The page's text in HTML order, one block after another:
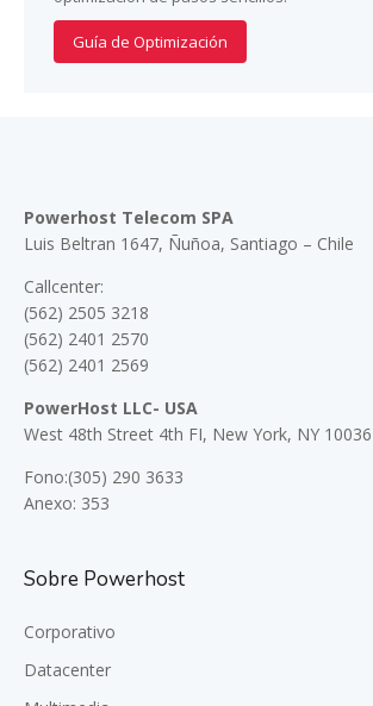
Guía de Optimización
Powerhost Telecom SPA
Luis Beltran 1647, Ñuñoa, Santiago – Chile
Callcenter:
(562) 2505 3218
(562) 2401 2570
(562) 2401 2569
PowerHost LLC- USA
West 48th Street 4th FI, New York, NY 10036
Fono:(305) 290 3633
Anexo: 353
Sobre Powerhost
Corporativo
Datacenter